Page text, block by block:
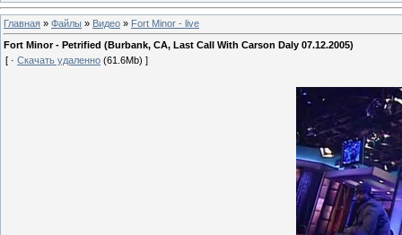
Главная » Файлы » Видео » Fort Minor - live
Fort Minor - Petrified (Burbank, CA, Last Call With Carson Daly 07.12.2005)
[ · Скачать удаленно (61.6Mb) ]